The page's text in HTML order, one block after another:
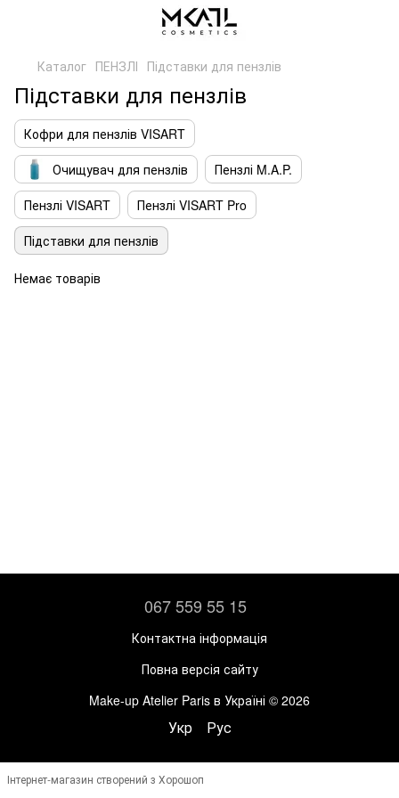
Каталог ПЕНЗЛІ Підставки для пензлів
Підставки для пензлів
Кофри для пензлів VISART
Очищувач для пензлів
Пензлі M.A.P.
Пензлі VISART
Пензлі VISART Pro
Підставки для пензлів
Немає товарів
067 559 55 15
Контактна інформація
Повна версія сайту
Make-up Atelier Paris в Україні © 2026
Укр Рус
Інтернет-магазин створений з Хорошоп